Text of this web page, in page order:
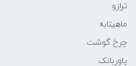
ترازو
ماهیتابه
چرخ گوشت
پاوربانک